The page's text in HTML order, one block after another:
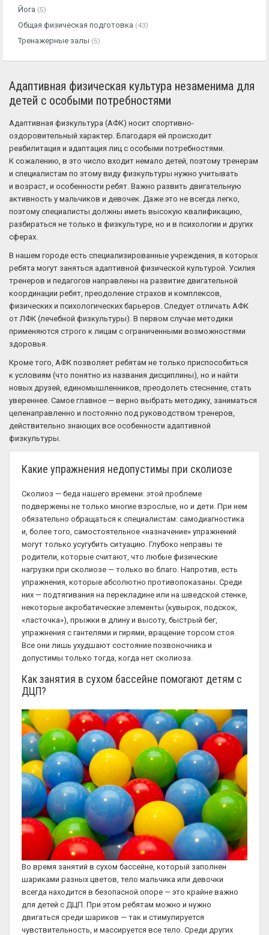
Йога (5)
Общая физическая подготовка (43)
Тренажерные залы (5)
Адаптивная физическая культура незаменима для
детей с особыми потребностями
Адаптивная физкультура (АФК) носит спортивно-
оздоровительный характер. Благодаря ей происходит
реабилитация и адаптация лиц с особыми потребностями.
К сожалению, в это число входит немало детей, поэтому тренерам
и специалистам по этому виду физкультуры нужно учитывать
и возраст, и особенности ребят. Важно развить двигательную
активность у мальчиков и девочек. Даже это не всегда легко,
поэтому специалисты должны иметь высокую квалификацию,
разбираться не только в физкультуре, но и в психологии и других
сферах.
В нашем городе есть специализированные учреждения, в которых
ребята могут заняться адаптивной физической культурой. Усилия
тренеров и педагогов направлены на развитие двигательной
координации ребят, преодоление страхов и комплексов,
физических и психологических барьеров. Следует отличать АФК
от ЛФК (лечебной физкультуры). В первом случае методики
применяются строго к лицам с ограниченными возможностями
здоровья.
Кроме того, АФК позволяет ребятам не только приспособиться
к условиям (что понятно из названия дисциплины), но и найти
новых друзей, единомышленников, преодолеть стеснение, стать
увереннее. Самое главное — верно выбрать методику, заниматься
целенаправленно и постоянно под руководством тренеров,
действительно знающих все особенности адаптивной
физкультуры.
Какие упражнения недопустимы при сколиозе
Сколиоз — беда нашего времени: этой проблеме
подвержены не только многие взрослые, но и дети. При нем
обязательно обращаться к специалистам: самодиагностика
и, более того, самостоятельное «назначение» упражнений
могут только усугубить ситуацию. Глубоко неправы те
родители, которые считают, что любые физические
нагрузки при сколиозе — только во благо. Напротив, есть
упражнения, которые абсолютно противопоказаны. Среди
них — подтягивания на перекладине или на шведской стенке,
некоторые акробатические элементы (кувырок, подскок,
«ласточка»), прыжки в длину и высоту, быстрый бег,
упражнения с гантелями и гирями, вращение торсом стоя.
Все они лишь ухудшают состояние позвоночника и
допустимы только тогда, когда нет сколиоза.
Как занятия в сухом бассейне помогают детям с
ДЦП?
Во время занятий в сухом бассейне, который заполнен
шариками разных цветов, тело мальчика или девочки
всегда находится в безопасной опоре — это крайне важно
для детей с ДЦП. При этом ребятам можно и нужно
двигаться среди шариков — так и стимулируется
чувствительность, и массируется все тело. Среди других